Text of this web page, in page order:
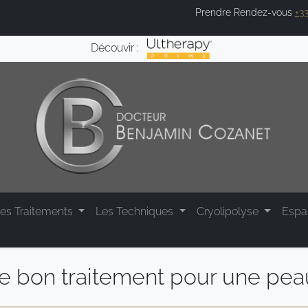
Prendre Rendez-vous
Découvir :
Traitements Les Techniques Cryolipolyse
bon traitement pour une